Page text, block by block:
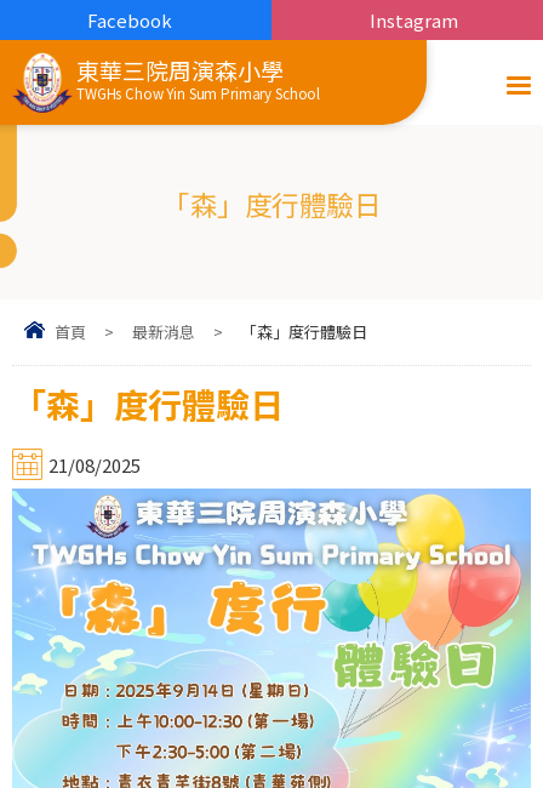
東華三院周演森小學
TWGHs Chow Yin Sum Primary School
Facebook Instagram
「森」度行體驗日
首頁 > 最新消息 > 「森」度行體驗日
「森」度行體驗日
21/08/2025